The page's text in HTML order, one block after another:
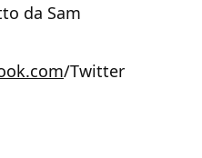
da Sam
/Twitter